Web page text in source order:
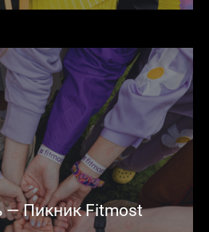
— Пикник Fitmost